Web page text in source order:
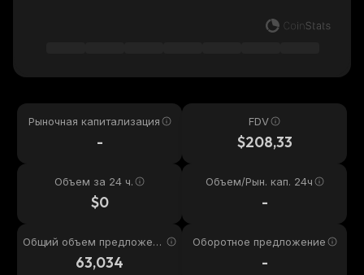
Рыночная капитализация
-
FDV
$208,33
Объем за 24 ч.
$0
Объем/Рын. кап. 24ч
-
Общий объем предложени
63,034
Оборотное предложение
-